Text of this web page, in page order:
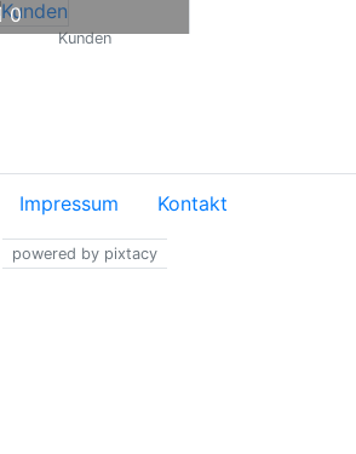
0
Kunden
Impressum Kontakt
powered by pixtacy